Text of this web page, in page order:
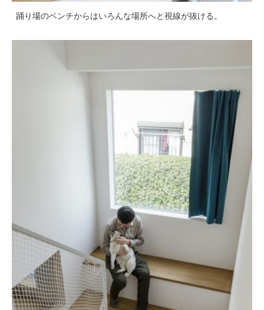
踊り場のベンチからはいろんな場所へと視線が抜ける。